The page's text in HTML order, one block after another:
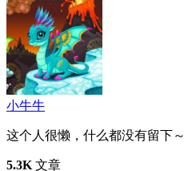
小牛牛
这个人很懒，什么都没有留下～
5.3K 文章